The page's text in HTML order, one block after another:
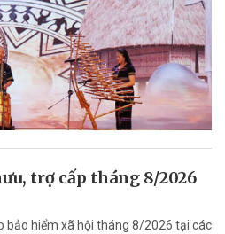
trợ cấp tháng 8/2026
bảo hiểm xã hội tháng 8/2026 tại các